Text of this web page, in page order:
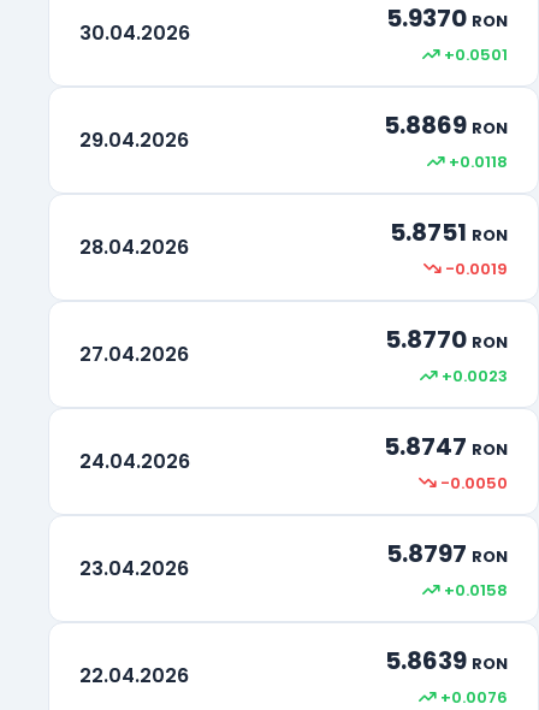
30.04.2026 5.9370 RON
+0.0501
29.04.2026 5.8869 RON
+0.0118
28.04.2026 5.8751 RON
-0.0019
27.04.2026 5.8770 RON
+0.0023
24.04.2026 5.8747 RON
-0.0050
23.04.2026 5.8797 RON
+0.0158
22.04.2026 5.8639 RON
+0.0076